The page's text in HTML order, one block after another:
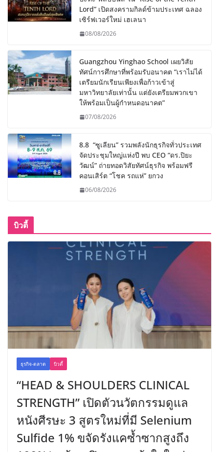
Lord” เปิดสงครามกิลด์ข้ามประเทศ ฉลอง
เซิร์ฟเวอร์ใหม่ เฮเลนา
08/08/2026
Guangzhou Yinghao School เผยวิสัย
ทัศน์การศึกษาที่พร้อมรับอนาคต “เราไม่ได้
เตรียมนักเรียนเพียงเพื่อก้าวเข้าสู่
มหาวิทยาลัยเท่านั้น แต่ยังเตรียมพวกเขา
ให้พร้อมเป็นผู้กำหนดอนาคต”
07/08/2026
8.8 “ซูเลียน” รวมพลังนักธุรกิจทั่วประเทศ
จัดประชุมใหญ่แห่งปี พบ CEO “ดร.ปิยะ
วัฒน์” ถ่ายทอดวิสัยทัศน์ธุรกิจ พร้อมฟรี
คอนเสิร์ต “โชค รถแห่” ยกวง
06/08/2026
บิวตี้
ธุรกิจ-ตลาด บิวตี้
“HEAD & SHOULDERS CLINICAL
STRENGTH” เปิดตัวนวัตกรรมดูแล
หนังศีรษะ 3 สูตรใหม่ที่มี Selenium
Sulfide 1% ขจัดรังแคซ้ำซากสูงถึง